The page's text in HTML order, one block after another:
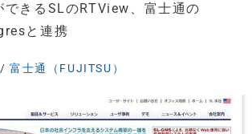
できるSLのRTView、富士通の
と連携
/富士通（FUJITSU）